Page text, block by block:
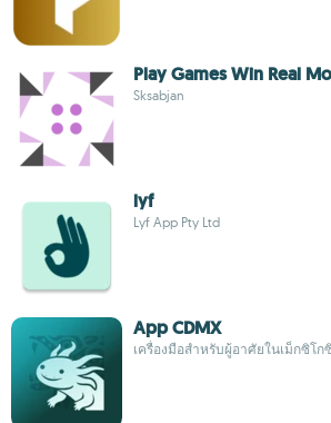
Play Games Win Real
Sksabjan
lyf
Lyf App Pty Ltd
App CDMX
เครื่องมือสำหรับผู้อาศัยในเม็กซิโก